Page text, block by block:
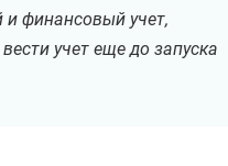
и финансовый учет,
учет еще до запуска